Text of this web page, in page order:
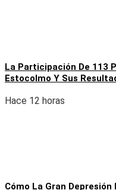
La Participación De 113
Estocolmo Y Sus
Hace 12 horas
Cómo La Gran